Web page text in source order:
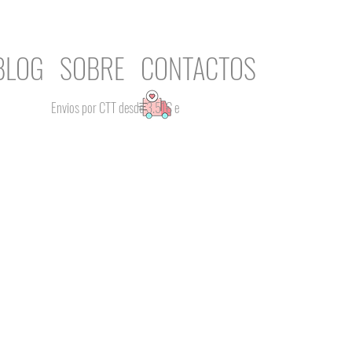
SOBRE CONTACTOS
Envios por CTT desde 3.51€ e